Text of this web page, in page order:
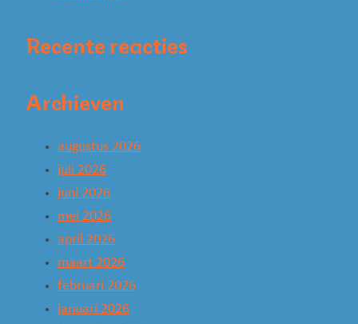
Recente reacties
Archieven
augustus 2026
juli 2026
juni 2026
mei 2026
april 2026
maart 2026
februari 2026
januari 2026